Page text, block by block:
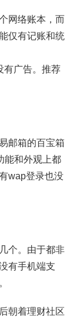
网络账本，而
仅有记账和统
有广告。推荐
邮箱的百宝箱
能和外观上都
wap登录也没
个。由于都非
有手机端支
朝着理财社区